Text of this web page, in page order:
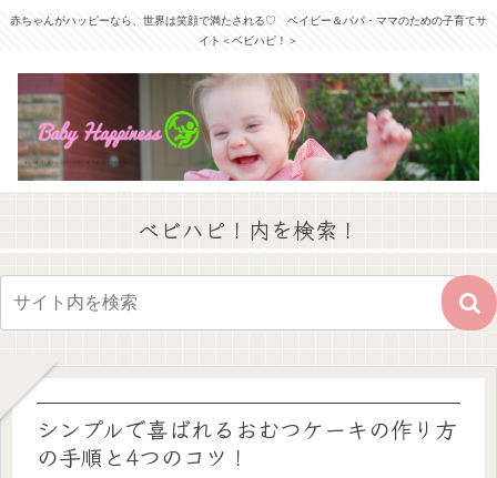
赤ちゃんがハッピーなら、世界は笑顔で満たされる♡ ベイビー＆パパ・ママのための子育てサ
イト＜ベビハピ！＞
ベビハピ！内を検索！
シンプルで喜ばれるおむつケーキの作り方
の手順と4つのコツ！